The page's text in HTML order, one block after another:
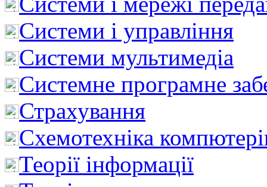
Системи і управління
Системи мультимедіа
Системне програмне
Страхування
Схемотехніка
Теорії інформації